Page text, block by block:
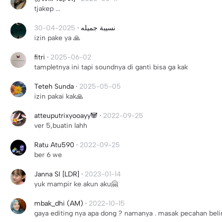
tjakep ...
نسيبة جميله ·
2025-04-30
izin pake ya 🙏
fitri · 2025-06-02
tampletnya ini tapi soundnya di ganti bisa ga kak
Teteh Sunda · 2025-05-05
izin pakai kak🙏
atteuputrixyooayy🐼 · 2022-09-25
ver 5,buatin lahh
Ratu Atu590 · 2022-09-25
ber 6 we
Janna SI [LDR] · 2023-01-14
yuk mampir ke akun aku🤗
mbak_dhi (AM) · 2022-10-15
gaya editing nya apa dong ? namanya . masak pecahan